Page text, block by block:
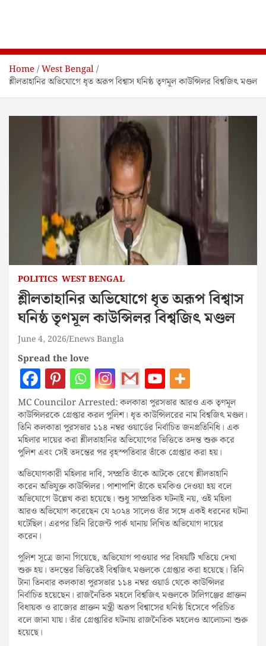
Home West Bengal
শ্লীলতাহানির অভিযোগে ধৃত অরূপ বিশ্বাস ঘনিষ্ঠ তৃণমূল কাউন্সিলর বিশ্বজিৎ মণ্ডল
POLITICS WEST BENGAL
শ্লীলতাহানির অভিযোগে ধৃত অরূপ বিশ্বাস
ঘনিষ্ঠ তৃণমূল কাউন্সিলর বিশ্বজিৎ মণ্ডল
June 4, 2026 Enews Bangla
Spread the love
MC Councilor Arrested: কলকাতা পুরসভার আরও এক তৃণমূল
কাউন্সিলরকে গ্রেপ্তার করল পুলিশ। ধৃত কাউন্সিলরের নাম বিশ্বজিৎ মণ্ডল।
তিনি কলকাতা পুরসভার ১১৪ নম্বর ওয়ার্ডের নির্বাচিত জনপ্রতিনিধি। এক
মহিলার দায়ের করা শ্লীলতাহানির অভিযোগের ভিত্তিতে তদন্ত শুরু করে
পুলিশ এবং সেই তদন্তের পর বৃহস্পতিবার তাঁকে গ্রেপ্তার করা হয়।
অভিযোগকারী মহিলার দাবি, সম্প্রতি তাঁকে আটকে রেখে শ্লীলতাহানি
করেন অভিযুক্ত কাউন্সিলর। পাশাপাশি তাঁকে হুমকিও দেওয়া হয় বলে
অভিযোগে উল্লেখ করা হয়েছে। শুধু সাম্প্রতিক ঘটনাই নয়, ওই মহিলা
আরও অভিযোগ করেছেন যে ২০২৪ সালেও তাঁর সঙ্গে একই ধরনের ঘটনা
ঘটেছিল। এরপর তিনি রিজেন্ট পার্ক থানায় লিখিত অভিযোগ দায়ের
করেন।
পুলিশ সূত্রে জানা গিয়েছে, অভিযোগ পাওয়ার পর বিষয়টি খতিয়ে দেখা
শুরু হয়। তদন্তের ভিত্তিতেই বিশ্বজিৎ মণ্ডলকে গ্রেপ্তার করা হয়েছে। তিনি
টানা তিনবার কলকাতা পুরসভার ১১৪ নম্বর ওয়ার্ড থেকে কাউন্সিলর
নির্বাচিত হয়েছেন। রাজনৈতিক মহলে বিশ্বজিৎ মণ্ডলকে টালিগঞ্জের প্রাক্তন
বিধায়ক ও রাজ্যের প্রাক্তন মন্ত্রী অরূপ বিশ্বাসের ঘনিষ্ঠ হিসেবে পরিচিত
বলে জানা যায়। তাঁর গ্রেপ্তারির ঘটনায় রাজনৈতিক মহলেও আলোচনা শুরু
হয়েছে।